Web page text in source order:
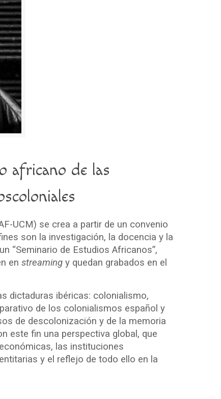
africano de las
UCM) se crea a partir de un convenio
son la investigación, la docencia y la
“Seminario de Estudios Africanos”,
enstreaming y quedan grabados en el
dictaduras ibéricas: colonialismo,
de los colonialismos español y
de descolonización y de la memoria
este fin una perspectiva global, que
las instituciones
y el reflejo de todo ello en la